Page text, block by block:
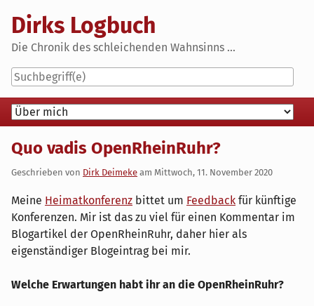
content
Dirks Logbuch
Die Chronik des schleichenden Wahnsinns ...
Navigation
Quo vadis OpenRheinRuhr?
Geschrieben von Dirk Deimeke am Mittwoch, 11. November 2020
Meine Heimatkonferenz bittet um Feedback für künftige
Konferenzen. Mir ist das zu viel für einen Kommentar im
Blogartikel der OpenRheinRuhr, daher hier als
eigenständiger Blogeintrag bei mir.
Welche Erwartungen habt ihr an die OpenRheinRuhr?